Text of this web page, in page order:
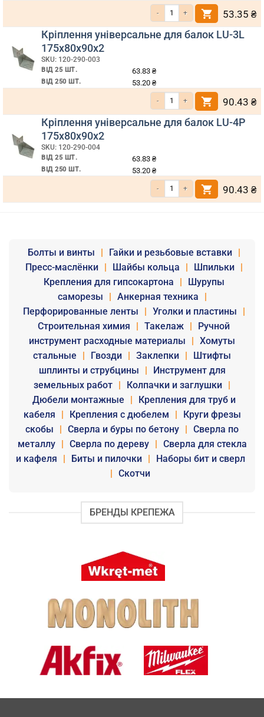
Кількість Кріплення універсальне
53.35 ₴
Кріплення універсальне для балок LU-3L
175х80х90х2
SKU: 120-290-003
ВІД 25 ШТ. 63.83 ₴
ВІД 250 ШТ. 53.20 ₴
Кількість Кріплення універсальне
90.43 ₴
Кріплення універсальне для балок LU-4P
175х80х90х2
SKU: 120-290-004
ВІД 25 ШТ. 63.83 ₴
ВІД 250 ШТ. 53.20 ₴
Кількість Кріплення універсальне
90.43 ₴
Болты и винты | Гайки и резьбовые вставки
|
Пресс-маслёнки
| Шайбы кольца | Шпильки
|
Крепления для гипсокартона
|
Шурупы
саморезы
| Анкерная техника
|
Перфорированные ленты
| Уголки и пластины
|
Строительная химия
| Такелаж |
Ручной
инструмент расходные материалы
| Хомуты
стальные
| Гвозди | Заклепки |
Штифты
шплинты и струбцины
|
Инструмент для
земельных работ | Колпачки и заглушки |
Дюбели монтажные
|
Крепления для труб и
кабеля
| Крепления с дюбелем |
Круги фрезы
скобы
| Сверла и буры по бетону | Сверла по
металлу
| Сверла по дереву | Сверла для стекла
и кафеля
| Биты и пилочки |
Наборы бит и сверл
| Скотчи
БРЕНДЫ КРЕПЕЖА